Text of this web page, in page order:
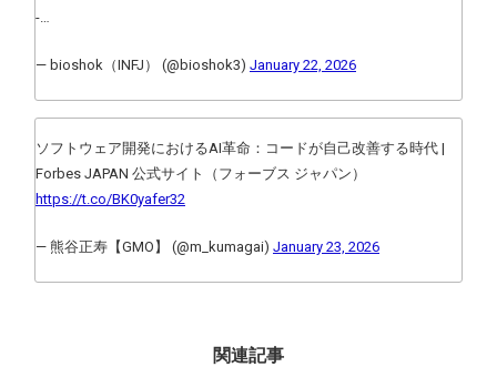
-…
— bioshok（INFJ） (@bioshok3) January 22, 2026
ソフトウェア開発におけるAI革命：コードが自己改善する時代 |
Forbes JAPAN 公式サイト（フォーブス ジャパン）
https://t.co/BK0yafer32
— 熊谷正寿【GMO】 (@m_kumagai) January 23, 2026
関連記事